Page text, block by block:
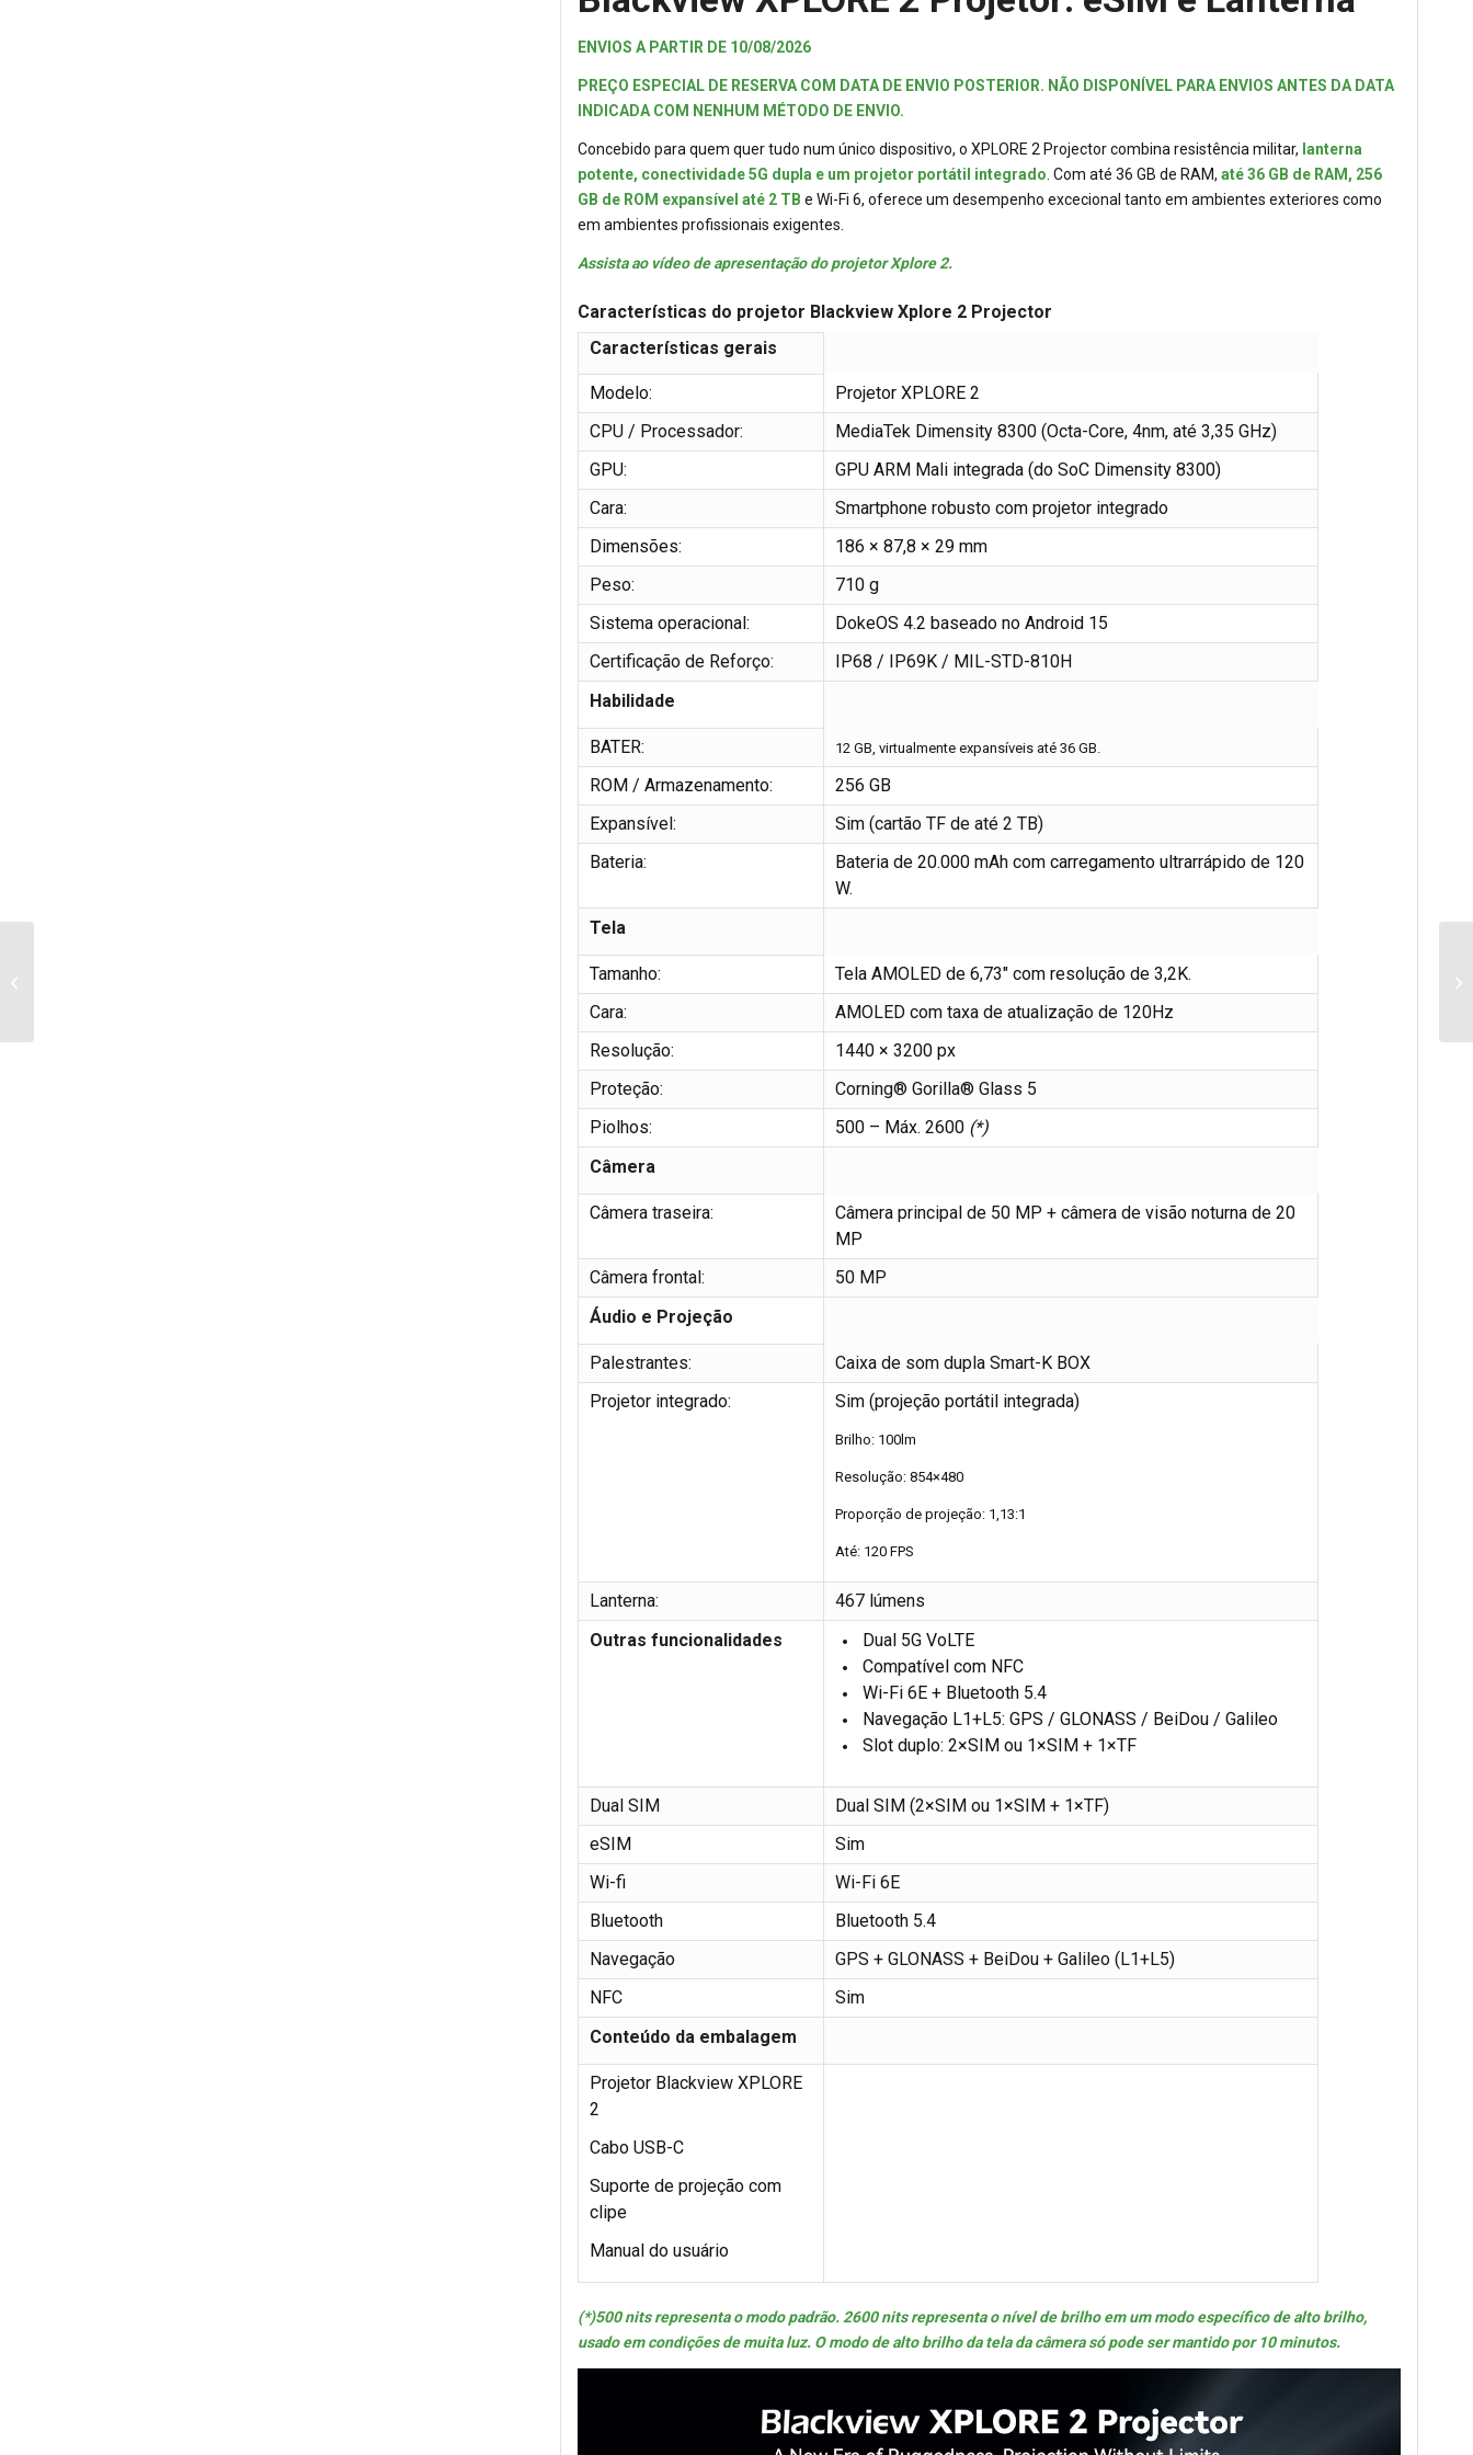
ENVIOS A PARTIR DE 10/08/2026
PREÇO ESPECIAL DE RESERVA COM DATA DE ENVIO POSTERIOR. NÃO DISPONÍVEL PARA ENVIOS ANTES DA DATA
INDICADA COM NENHUM MÉTODO DE ENVIO.
Concebido para quem quer tudo num único dispositivo, o XPLORE 2 Projector combina resistência militar, lanterna
potente, conectividade 5G dupla e um projetor portátil integrado. Com até 36 GB de RAM, até 36 GB de RAM, 256
GB de ROM expansível até 2 TB e Wi-Fi 6, oferece um desempenho excecional tanto em ambientes exteriores como
em ambientes profissionais exigentes.
Assista ao vídeo de apresentação do projetor Xplore 2.
Características do projetor Blackview Xplore 2 Projector
Características gerais
Modelo:
Projetor XPLORE 2
CPU / Processador:
MediaTek Dimensity 8300 (Octa-Core, 4nm, até 3,35 GHz)
GPU:
GPU ARM Mali integrada (do SoC Dimensity 8300)
Cara:
Smartphone robusto com projetor integrado
Dimensões:
186 × 87,8 × 29 mm
Peso:
710 g
Sistema operacional:
DokeOS 4.2 baseado no Android 15
Certificação de Reforço:
IP68 / IP69K / MIL-STD-810H
Habilidade
BATER: 12 GB, virtualmente expansíveis até 36 GB.
ROM / Armazenamento:
256 GB
Expansível:
Sim (cartão TF de até 2 TB)
Bateria:
Bateria de 20.000 mAh com carregamento ultrarrápido de 120
W.
Tela
Tamanho:
Tela AMOLED de 6,73″ com resolução de 3,2K.
Cara:
AMOLED com taxa de atualização de 120Hz
Resolução:
1440 × 3200 px
Proteção:
Corning® Gorilla® Glass 5
Piolhos:
500 – Máx. 2600 (*)
Câmera
Câmera traseira:
Câmera principal de 50 MP + câmera de visão noturna de 20
MP
Câmera frontal:
50 MP
Áudio e Projeção
Palestrantes:
Caixa de som dupla Smart-K BOX
Projetor integrado:
Sim (projeção portátil integrada)
Brilho: 100lm
Resolução: 854×480
Proporção de projeção: 1,13:1
Até: 120 FPS
Lanterna:
467 lúmens
Outras funcionalidades
Dual 5G VoLTE
Compatível com NFC
Wi-Fi 6E + Bluetooth 5.4
Navegação L1+L5: GPS / GLONASS / BeiDou / Galileo
Slot duplo: 2×SIM ou 1×SIM + 1×TF
Dual SIM
Dual SIM (2×SIM ou 1×SIM + 1×TF)
eSIM
Sim
Wi-fi
Wi-Fi 6E
Bluetooth
Bluetooth 5.4
Navegação
GPS + GLONASS + BeiDou + Galileo (L1+L5)
NFC
Sim
Conteúdo da embalagem
Projetor Blackview XPLORE
2
Cabo USB-C
Suporte de projeção com
clipe
Manual do usuário
(*)500 nits representa o modo padrão. 2600 nits representa o nível de brilho em um modo específico de alto brilho,
usado em condições de muita luz. O modo de alto brilho da tela da câmera só pode ser mantido por 10 minutos.